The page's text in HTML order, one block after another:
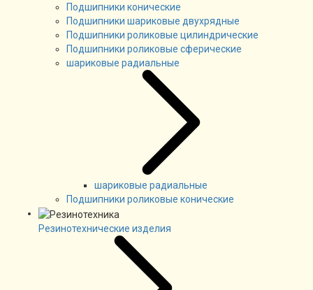
Подшипники конические
Подшипники шариковые двухрядные
Подшипники роликовые цилиндрические
Подшипники роликовые сферические
шариковые радиальные
шариковые радиальные
Подшипники роликовые конические
Резинотехнические изделия